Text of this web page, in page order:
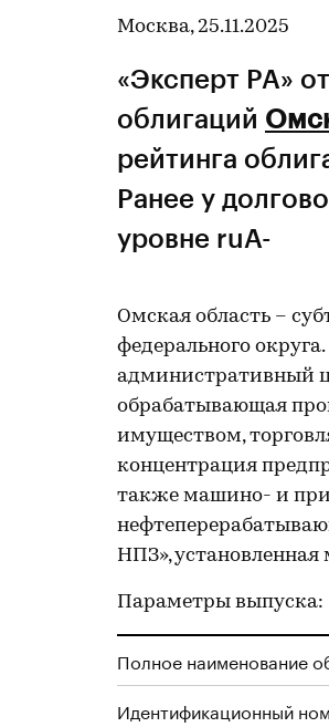
Москва, 25.11.2025
«Эксперт РА»
облигаций
рейтинга
Ранее у
уровне ruA-
Омская область –
федерального
административный
обрабатывающая
имуществом,
концентрация
также машино- и
НПЗ», установленная
Параметры выпуска:
Полное наименование
Идентификационный